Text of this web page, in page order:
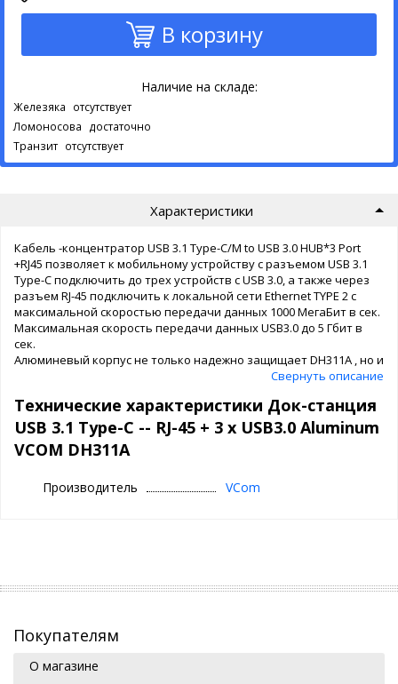
В корзину
Наличие на складе:
Железяка отсутствует
Ломоносова достаточно
Транзит отсутствует
Характеристики
Кабель -концентратор USB 3.1 Type-C/M to USB 3.0 HUB*3 Port
+RJ45 позволяет к мобильному устройству с разъемом USB 3.1
Type-C подключить до трех устройств с USB 3.0, а также через
разъем RJ-45 подключить к локальной сети Ethernet TYPE 2 с
максимальной скоростью передачи данных 1000 МегаБит в сек.
Максимальная скорость передачи данных USB3.0 до 5 Гбит в
сек.
Алюминевый корпус не только надежно защищает DH311A , но и
значительно увеличивает теплоотдачу по сравнению с
Свернуть описание
Технические характеристики Док-станция
USB 3.1 Type-C -- RJ-45 + 3 x USB3.0 Aluminum
VCOM DH311A
Производитель VCom
Покупателям
О магазине